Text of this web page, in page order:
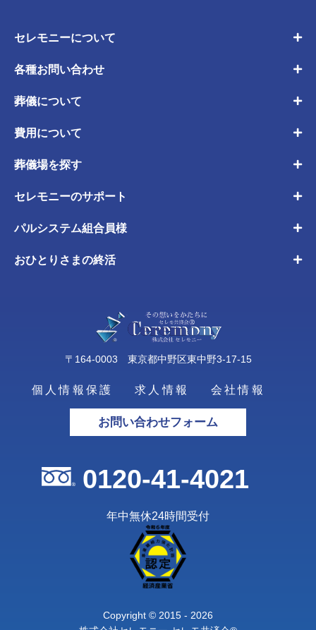
セレモニーについて
各種お問い合わせ
葬儀について
費用について
葬儀場を探す
セレモニーのサポート
パルシステム組合員様
おひとりさまの終活
〒164-0003 東京都中野区東中野3-17-15
個人情報保護 求人情報 会社情報
お問い合わせフォーム
0120-41-4021
年中無休24時間受付
Copyright © 2015 - 2026